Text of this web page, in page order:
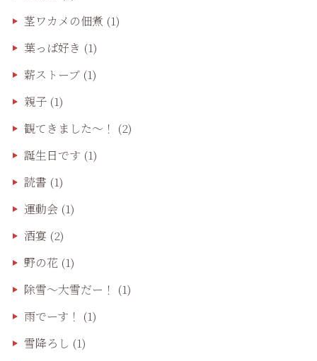
茎ワカメの佃煮 (1)
葉っぱ好き (1)
薪ストーブ(1)
親子(1)
観てきました〜！ (2)
誕生日です (1)
読書 (1)
運動会(1)
酒宴 (2)
野の花 (1)
除雪〜大雪だー！ (1)
雨でーす！ (1)
雪降ろし (1)